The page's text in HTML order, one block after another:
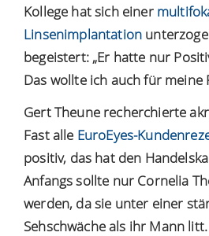
Kollege hat sich einer
Linsenimplantation
begeistert: „Er hatte nur
Das wollte ich auch für meine
Gert Theune recherchierte
Fast alle EuroEyes-
positiv, das hat den
Anfangs sollte nur Cornelia
werden, da sie unter einer
Sehschwäche als ihr Mann